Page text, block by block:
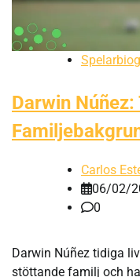
Darwin
Carlos
06/02/
0
Darwin Núñez tidiga
stöttande familj och